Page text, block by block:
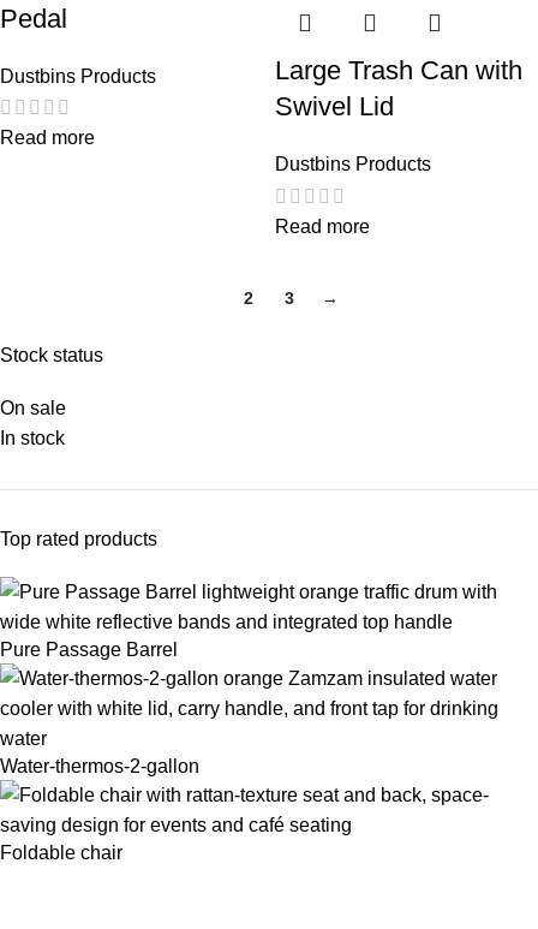
Stock status
On sale
In stock
Top rated products
Pure Passage Barrel
Water-thermos-2-gallon
Foldable chair
Pedal
Dustbins Products
Read more
Large Trash Can with
Swivel Lid
Dustbins Products
Read more
2 3 →